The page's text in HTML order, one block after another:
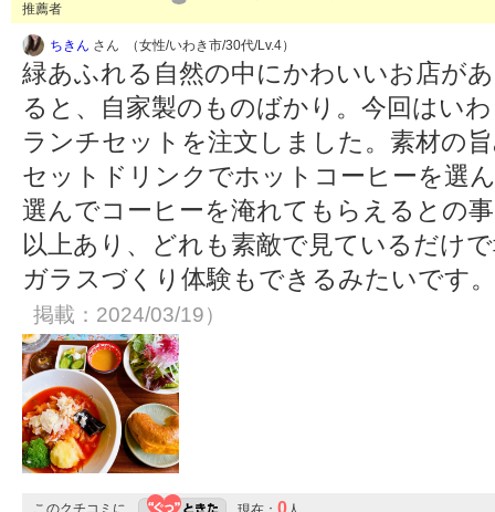
推薦者
ちきん さん （女性/いわき市/30代/Lv.4）
緑あふれる自然の中にかわいいお店が
ると、自家製のものばかり。今回はい
ランチセットを注文しました。素材の
セットドリンクでホットコーヒーを選
選んでコーヒーを淹れてもらえるとの
以上あり、どれも素敵で見ているだけ
ガラスづくり体験もできるみたいです
掲載：2024/03/19）
このクチコミに 0